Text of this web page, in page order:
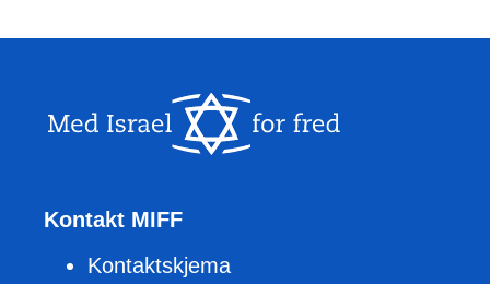
Kontakt MIFF
Kontaktskjema